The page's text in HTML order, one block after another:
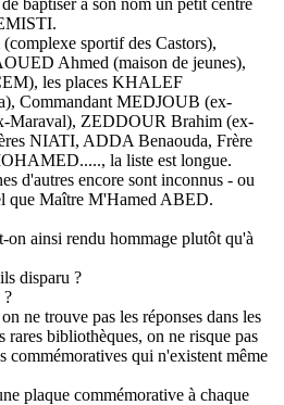
baptiser à son nom un petit centre
sportif des Castors),
Ahmed (maison de jeunes),
les places KHALEF
Commandant MEDJOUB (ex-
Maraval), ZEDDOUR Brahim (ex-
NIATI, ADDA Benaouda, Frère
la liste est longue.
d'autres encore sont inconnus - ou
que Maître M'Hamed ABED.
on ainsi rendu hommage plutôt qu'à
disparu ?
?
ne trouve pas les réponses dans les
rares bibliothèques, on ne risque pas
commémoratives qui n'existent même
plaque commémorative à chaque